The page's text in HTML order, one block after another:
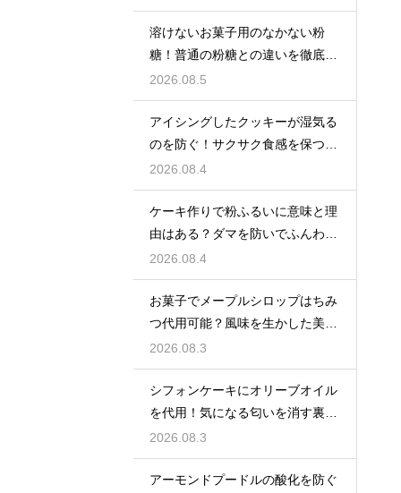
溶けないお菓子用のなかない粉
糖！普通の粉糖との違いを徹底解
説
2026.08.5
アイシングしたクッキーが湿気る
のを防ぐ！サクサク食感を保つ裏
技
2026.08.4
ケーキ作りで粉ふるいに意味と理
由はある？ダマを防いでふんわり
と軽い生地に焼き上げるための基
本
2026.08.4
お菓子でメープルシロップはちみ
つ代用可能？風味を生かした美味
しい技
2026.08.3
シフォンケーキにオリーブオイル
を代用！気になる匂いを消す裏ワ
ザ
2026.08.3
アーモンドプードルの酸化を防ぐ